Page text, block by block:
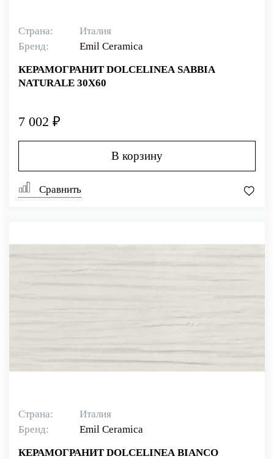
Страна:
Италия
Бренд:
Emil Ceramica
КЕРАМОГРАНИТ DOLCELINEA SABBIA
NATURALE 30X60
7 002 ₽
В корзину
Сравнить
Страна:
Италия
Бренд:
Emil Ceramica
КЕРАМОГРАНИТ DOLCELINEA BIANCO